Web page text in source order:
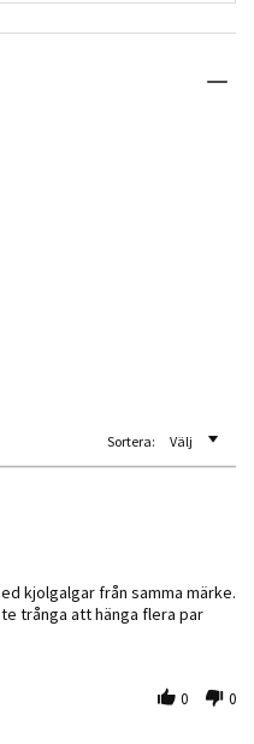
Sortera: Välj
kjolgalgar från samma märke.
trånga att hänga flera par
0 0